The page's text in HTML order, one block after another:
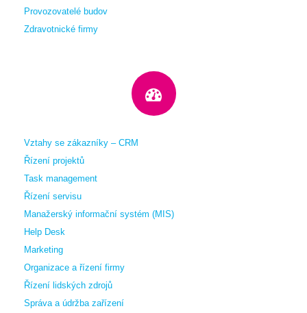
Provozovatelé budov
Zdravotnické firmy
Vztahy se zákazníky – CRM
Řízení projektů
Task management
Řízení servisu
Manažerský informační systém (MIS)
Help Desk
Marketing
Organizace a řízení firmy
Řízení lidských zdrojů
Správa a údržba zařízení